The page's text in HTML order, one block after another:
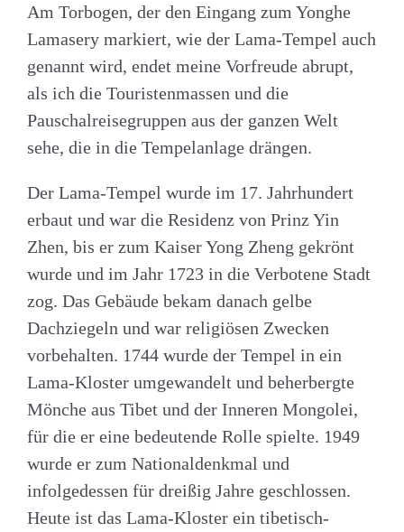
Am Torbogen, der den Eingang zum Yonghe
Lamasery markiert, wie der Lama-Tempel auch
genannt wird, endet meine Vorfreude abrupt,
als ich die Touristenmassen und die
Pauschalreisegruppen aus der ganzen Welt
sehe, die in die Tempelanlage drängen.
Der Lama-Tempel wurde im 17. Jahrhundert
erbaut und war die Residenz von Prinz Yin
Zhen, bis er zum Kaiser Yong Zheng gekrönt
wurde und im Jahr 1723 in die Verbotene Stadt
zog. Das Gebäude bekam danach gelbe
Dachziegeln und war religiösen Zwecken
vorbehalten. 1744 wurde der Tempel in ein
Lama-Kloster umgewandelt und beherbergte
Mönche aus Tibet und der Inneren Mongolei,
für die er eine bedeutende Rolle spielte. 1949
wurde er zum Nationaldenkmal und
infolgedessen für dreißig Jahre geschlossen.
Heute ist das Lama-Kloster ein tibetisch-